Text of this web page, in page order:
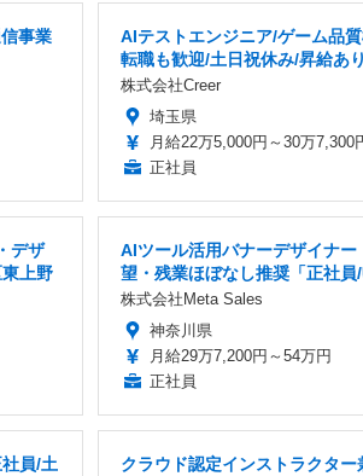
事業
AIテストエンジニア/ゲーム品
転職も歓迎/土日祝休み/昇給あり
株式会社Creer
埼玉県
月給22万5,000円～30万7,300
正社員
デザ
上野
AIツール活用バナーデザイナ
望・残業ほぼなし推奨「正社員/
株式会社Meta Sales
神奈川県
月給29万7,200円～54万円
正社員
員/土
クラウド認定インストラクタ